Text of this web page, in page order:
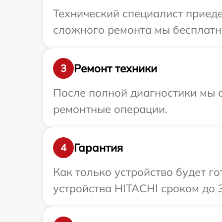
Технический специалист
сложного ремонта мы
3
Ремонт техники
После полной диагностики мы
ремонтные операции.
4
Гарантия
Как только устройство будет
устройства HITACHI сроком до